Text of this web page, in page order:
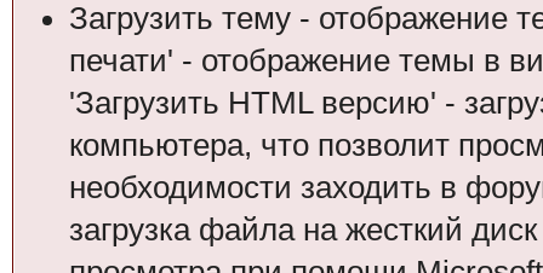
Загрузить тему - отображение
печати' - отображение темы в
'Загрузить HTML версию' -
компьютера, что позволит
необходимости заходить в
загрузка файла на жесткий